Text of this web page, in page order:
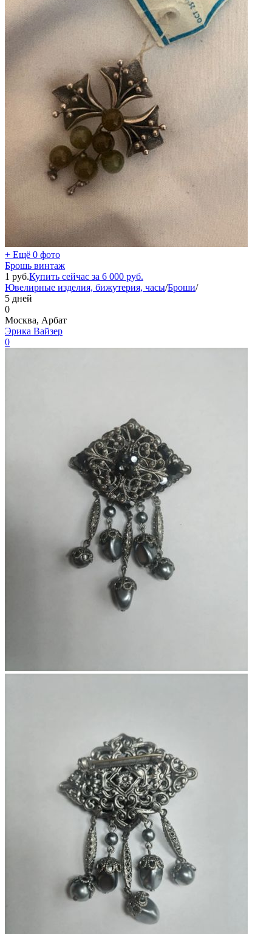
+ Ещё 0 фото
Брошь винтаж
1 руб.Купить сейчас за 6 000 руб.
Ювелирные изделия, бижутерия, часы/Броши/
5 дней
0
Москва, Арбат
Эрика Вайзер
0